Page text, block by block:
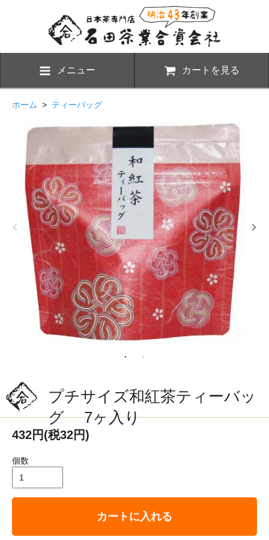
メニュー カートを見る
ホーム > ティーバッグ
プチサイズ和紅茶ティーバッ
グ 7ヶ入り
432円(税32円)
個数
カートに入れる